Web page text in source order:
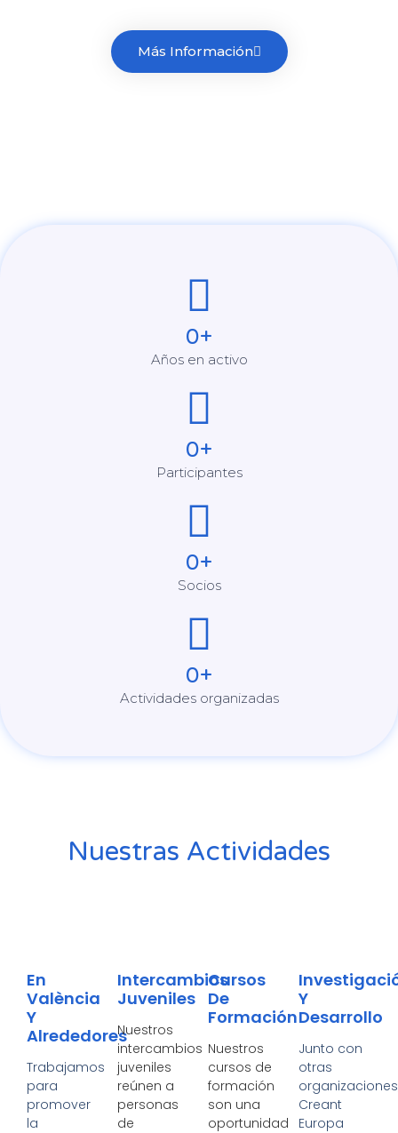
Más Información
Años en activo​
0+
Participantes
0+
Socios
0+
Actividades organizadas
0+
Nuestras Actividades
En
València
Y
Alrededores
Trabajamos
para
promover
la
Intercambios
Juveniles
Nuestros
intercambios
juveniles
reúnen a
personas
de
Cursos
De
Formación
Nuestros
cursos de
formación
son una
oportunidad
Y
Desarrollo
Junto con
otras
Creant
Europa